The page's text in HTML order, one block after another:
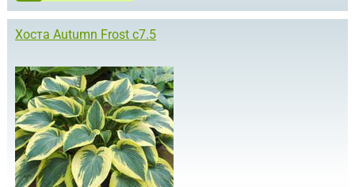
Хоста Autumn Frost с7.5